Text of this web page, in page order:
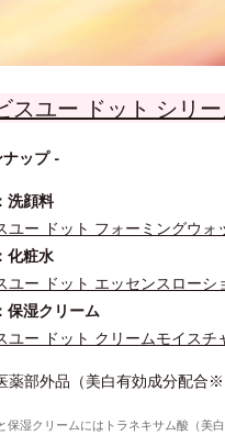
スユー ドット シリ
ップ -
洗顔料
ユー ドット フォーミングウォ
化粧水
ユー ドット エッセンスローシ
保湿クリーム
ユー ドット クリームモイスチ
薬部外品（美白有効成分配合※
湿クリームにはトラネキサム酸（美